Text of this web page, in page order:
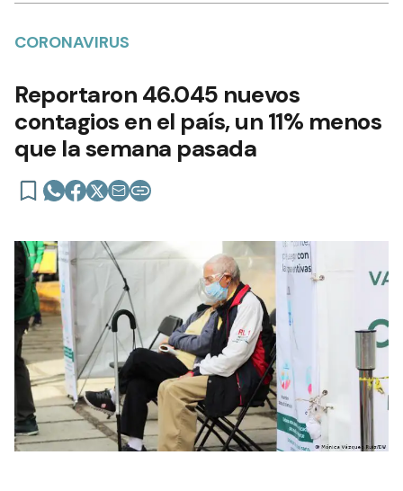
CORONAVIRUS
Reportaron 46.045 nuevos
contagios en el país, un 11% menos
que la semana pasada